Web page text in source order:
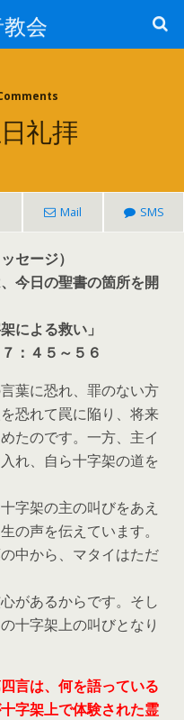
会
日礼拝
Mail SMS
セージ）
今日の聖書の箇所を開
による救い 」
：４５～５６
葉に恐れ、罪のない方
恐れて罠に陥り、将来
たのです。一方、主イ
れ、自ら十字架の道を
字架の主の叫びをあえ
の声を伝えています。
中から、マタイはただ
があるからです。そし
十字架上の叫びとなり
言は、何を語っている
字架上で体験された霊